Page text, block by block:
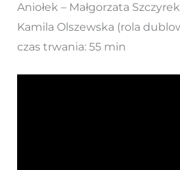
Aniołek – Małgorzata
Kamila Olszewska (rola
czas trwania: 55 min